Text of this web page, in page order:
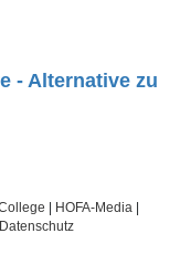
- Alternative zu
| HOFA-Media |
Datenschutz